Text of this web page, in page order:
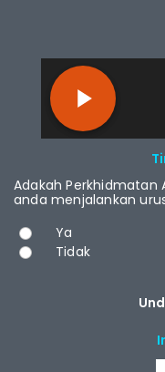
Adakah Perkhidmatan
anda menjalankan
Pilihan
Ya
Tidak